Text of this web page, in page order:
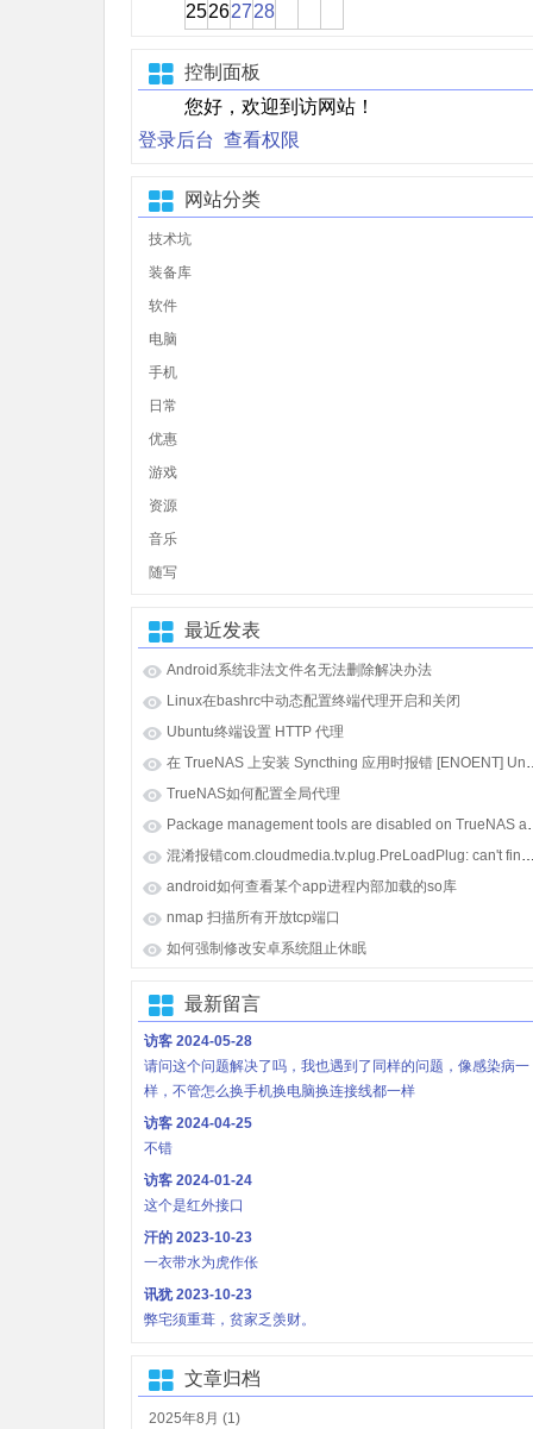
25262728
控制面板
您好，欢迎到访网站！
登录后台 查看权限
网站分类
技术坑
装备库
软件
电脑
手机
日常
优惠
游戏
资源
音乐
随写
最近发表
Android系统非法文件名无法删除解决办法
Linux在bashrc中动态配置终端代理开启和关闭
Ubuntu终端设置 HTTP 代理
在 TrueNAS 上安装
TrueNAS如何配置全局代理
Package
混淆报错com.cloudmedia.tv.plug.PreLoadPlug: can't find
android如何查看某个app进程内部加载的so库
nmap 扫描所有开放tcp端口
如何强制修改安卓系统阻止休眠
最新留言
访客2024-05-28
请问这个问题解决了吗，我也遇到了同样的问题，像感染病一
样，不管怎么换手机换电脑换连接线都一样
访客2024-04-25
不错
访客2024-01-24
这个是红外接口
汗的2023-10-23
一衣带水为虎作伥
讯犹2023-10-23
弊宅须重葺，贫家乏羡财。
文章归档
2025年8月 (1)